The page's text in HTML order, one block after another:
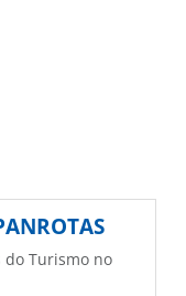
Turismo no